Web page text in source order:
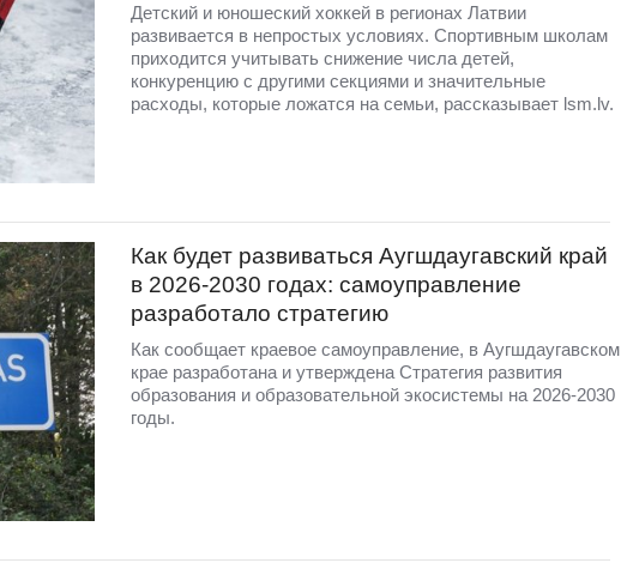
Детский и юношеский хоккей в регионах Латвии
развивается в непростых условиях. Спортивным школам
приходится учитывать снижение числа детей,
конкуренцию с другими секциями и значительные
расходы, которые ложатся на семьи, рассказывает lsm.lv.
Как будет развиваться Аугшдаугавский край
в 2026-2030 годах: самоуправление
разработало стратегию
Как сообщает краевое самоуправление, в Аугшдаугавском
крае разработана и утверждена Стратегия развития
образования и образовательной экосистемы на 2026-2030
годы.